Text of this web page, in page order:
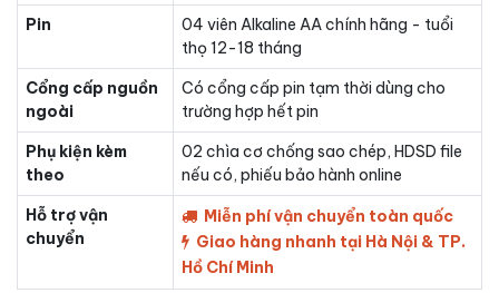
Pin
04 viên Alkaline AA chính hãng - tuổi
thọ 12-18 tháng
Cổng cấp nguồn
ngoài
Có cổng cấp pin tạm thời dùng cho
trường hợp hết pin
Phụ kiện kèm
theo
02 chìa cơ chống sao chép, HDSD file
nếu có, phiếu bảo hành online
Hỗ trợ vận
chuyển
Miễn phí vận chuyển toàn quốc
Giao hàng nhanh tại Hà Nội & TP.
Hồ Chí Minh